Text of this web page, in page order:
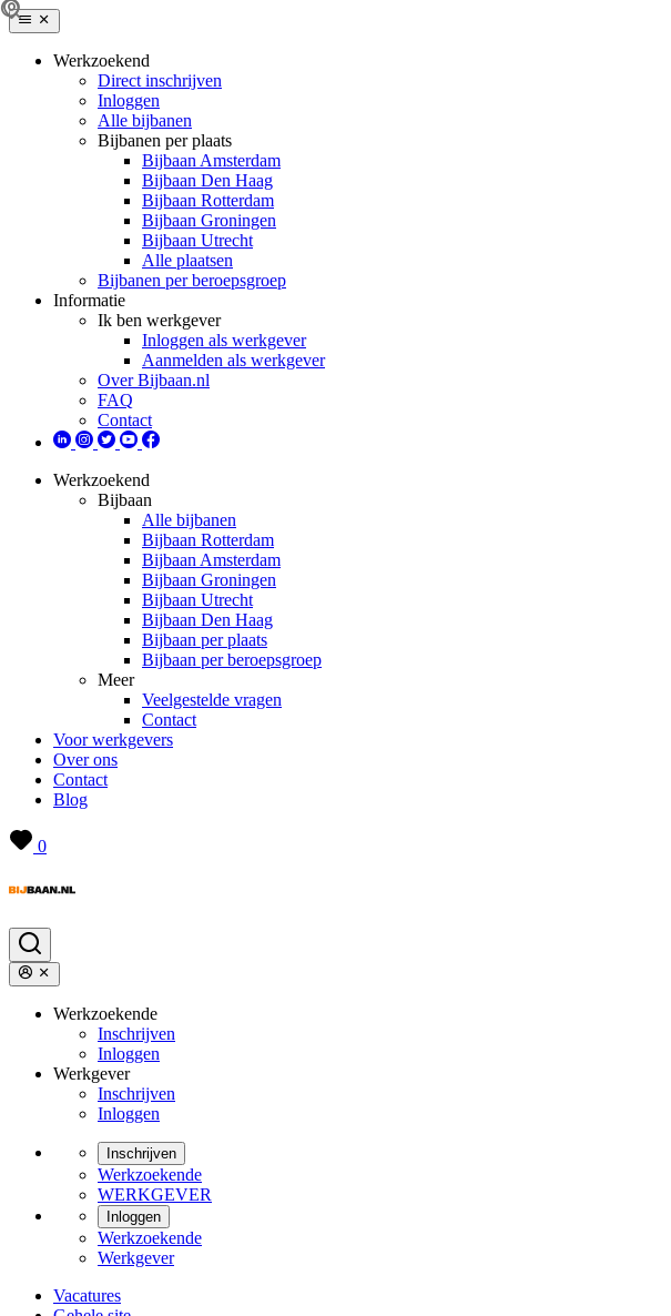
Werkzoekend
Direct inschrijven
Inloggen
Alle bijbanen
Bijbanen per plaats
Bijbaan Amsterdam
Bijbaan Den Haag
Bijbaan Rotterdam
Bijbaan Groningen
Bijbaan Utrecht
Alle plaatsen
Bijbanen per beroepsgroep
Informatie
Ik ben werkgever
Inloggen als werkgever
Aanmelden als werkgever
Over Bijbaan.nl
FAQ
Contact
Werkzoekend
Bijbaan
Alle bijbanen
Bijbaan Rotterdam
Bijbaan Amsterdam
Bijbaan Groningen
Bijbaan Utrecht
Bijbaan Den Haag
Bijbaan per plaats
Bijbaan per beroepsgroep
Meer
Veelgestelde vragen
Contact
Voor werkgevers
Over ons
Contact
Blog
0
Werkzoekende
Inschrijven
Inloggen
Werkgever
Inschrijven
Inloggen
Inschrijven
Werkzoekende
WERKGEVER
Inloggen
Werkzoekende
Werkgever
Vacatures